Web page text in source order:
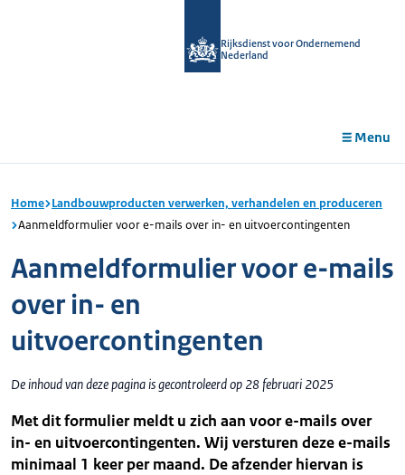
Rijksdienst voor Ondernemend
Nederland
Menu
Home Landbouwproducten verwerken, verhandelen en produceren
Aanmeldformulier voor e-mails over in- en uitvoercontingenten
Aanmeldformulier voor e-mails
over in- en
uitvoercontingenten
De inhoud van deze pagina is gecontroleerd op 28 februari 2025
Met dit formulier meldt u zich aan voor e-mails over
in- en uitvoercontingenten. Wij versturen deze e-mails
minimaal 1 keer per maand. De afzender hiervan is